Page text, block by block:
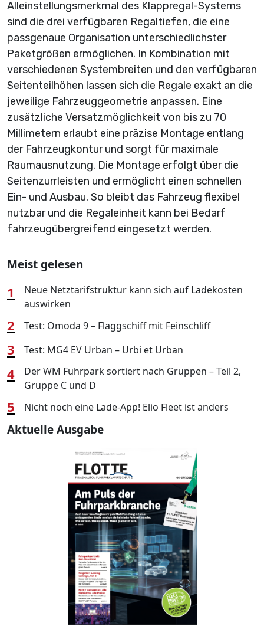
Alleinstellungsmerkmal des Klappregal-Systems
sind die drei verfügbaren Regaltiefen, die eine
passgenaue Organisation unterschiedlichster
Paketgrößen ermöglichen. In Kombination mit
verschiedenen Systembreiten und den verfügbaren
Seitenteilhöhen lassen sich die Regale exakt an die
jeweilige Fahrzeug­geometrie anpassen. Eine
zusätzliche Versatzmöglichkeit von bis zu 70
Millimetern erlaubt eine präzise Montage entlang
der Fahrzeugkontur und sorgt für maximale
Raumausnutzung. Die Montage erfolgt über die
Seitenzurrleisten und ermöglicht einen schnellen
Ein- und Ausbau. So bleibt das Fahrzeug flexibel
nutzbar und die Regaleinheit kann bei Bedarf
fahrzeugübergreifend eingesetzt werden.
Meist gelesen
1
Neue Netztarifstruktur kann sich auf Ladekosten
auswirken
2 Test: Omoda 9 – Flaggschiff mit Feinschliff
3 Test: MG4 EV Urban – Urbi et Urban
4
Der WM Fuhrpark sortiert nach Gruppen – Teil 2,
Gruppe C und D
5 Nicht noch eine Lade-App! Elio Fleet ist anders
Aktuelle Ausgabe